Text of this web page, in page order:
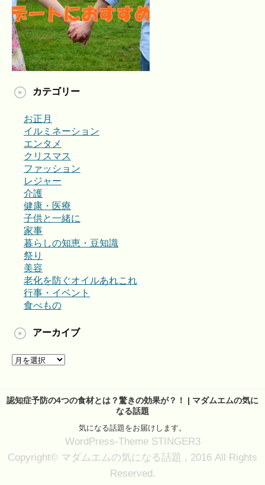
カテゴリー
お正月
イルミネーション
エンタメ
クリスマス
ファッション
レジャー
介護
健康・医療
子供と一緒に
家事
暮らしの知恵・豆知識
祭り
美容
老化を防ぐオイルあれこれ
行事・イベント
食べもの
アーカイブ
ア
イ
認知症予防の4つの食材とは？驚きの効果が？！ | マダムエムの気に
なる話題
気になる話題をお届けします。
WordPress-Theme STINGER3
Copyright© マダムエムの気になる話題 , 2016 All Rights
Reserved.